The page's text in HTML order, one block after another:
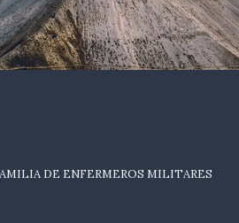
DE ENFERMEROS MILITARES